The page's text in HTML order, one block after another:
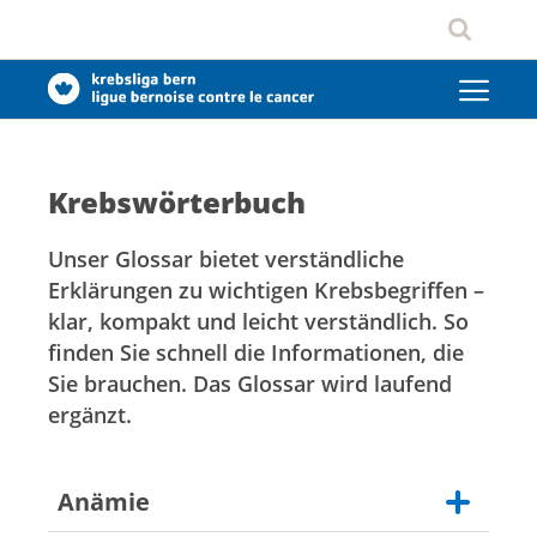
Krebswörterbuch
Unser Glossar bietet verständliche
Erklärungen zu wichtigen Krebsbegriffen –
klar, kompakt und leicht verständlich. So
finden Sie schnell die Informationen, die
Sie brauchen. Das Glossar wird laufend
ergänzt.
Anämie